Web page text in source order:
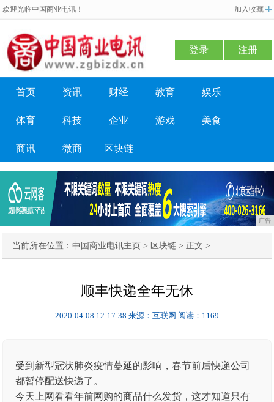
欢迎光临中国商业电讯！ 加入收藏
登录 注册
首页 资讯 财经 教育 娱乐
体育 科技 企业 游戏 美食
商讯 微商 区块链
广告
当前所在位置：中国商业电讯主页 > 区块链 > 正文 >
顺丰快递全年无休
2020-04-08 12:17:38 来源：互联网 阅读：1169
受到新型冠状肺炎疫情蔓延的影响，春节前后快递公司
都暂停配送快递了。
今天上网看看年前网购的商品什么发货，这才知道只有